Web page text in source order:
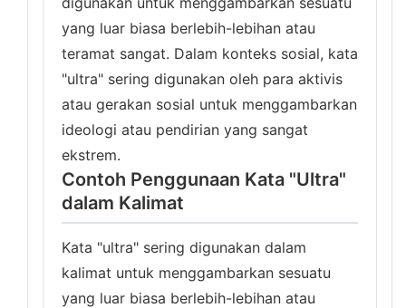
yang luar biasa berlebih-lebihan atau
teramat sangat. Dalam konteks sosial, kata
"ultra" sering digunakan oleh para aktivis
atau gerakan sosial untuk menggambarkan
ideologi atau pendirian yang sangat
ekstrem.
Contoh Penggunaan Kata "Ultra"
dalam Kalimat
Kata "ultra" sering digunakan dalam
kalimat untuk menggambarkan sesuatu
yang luar biasa berlebih-lebihan atau